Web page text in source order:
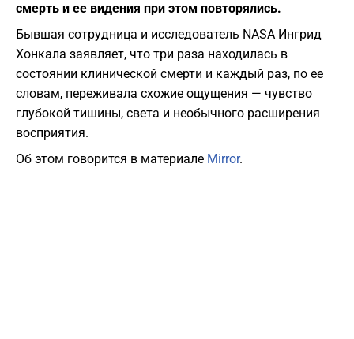
смерть и ее видения при этом повторялись.
Бывшая сотрудница и исследователь NASA Ингрид
Хонкала заявляет, что три раза находилась в
состоянии клинической смерти и каждый раз, по ее
словам, переживала схожие ощущения — чувство
глубокой тишины, света и необычного расширения
восприятия.
Об этом говорится в материале Mirror.